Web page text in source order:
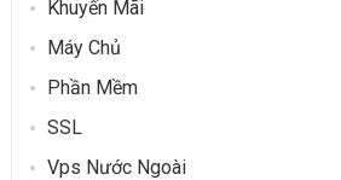
Khuyến Mãi
Máy Chủ
Phần Mềm
SSL
Vps Nước Ngoài